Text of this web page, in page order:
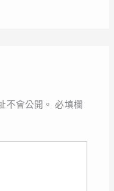
不會公開。 必填欄